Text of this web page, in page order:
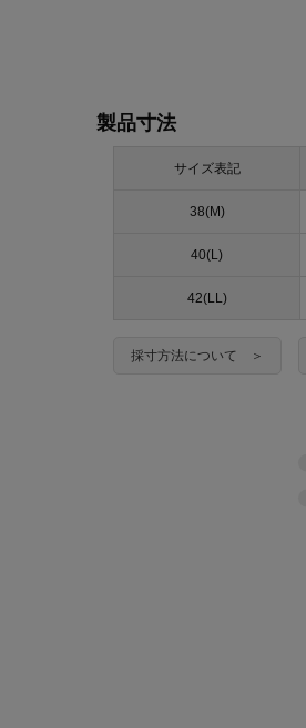
製品寸法
サイズ表記
38(M)
40(L)
42(LL)
採寸方法について ＞